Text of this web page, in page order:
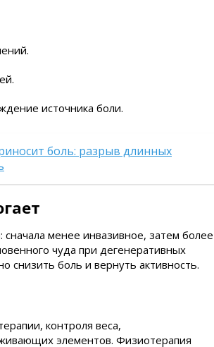
источника боли.
боль: разрыв длинных
менее инвазивное, затем более
чуда при дегенеративных
снизить боль и вернуть активность.
контроля веса,
элементов. Физиотерапия